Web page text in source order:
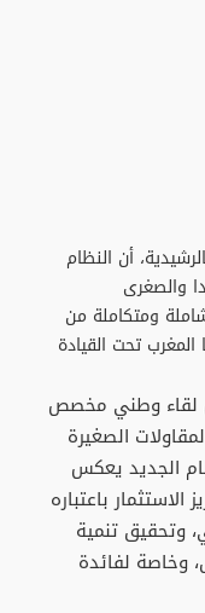
أن النظام
والصغرى
ومتكاملة من
المغرب تحت القيادة
لقاء وطني مخصص
الصغيرة
الجديد يعكس
باعتباره
وتحقيق تنمية
وخاصة لفائدة